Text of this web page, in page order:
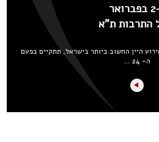
התרבות ת"א
היין החשוב ביותר בישראל, תתקיים בפעם
ה- 24 …